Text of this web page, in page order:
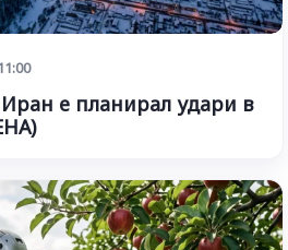
е планирал удари в